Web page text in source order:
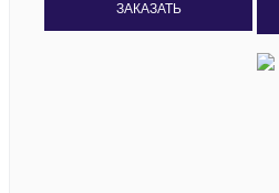
ЗАКАЗАТЬ